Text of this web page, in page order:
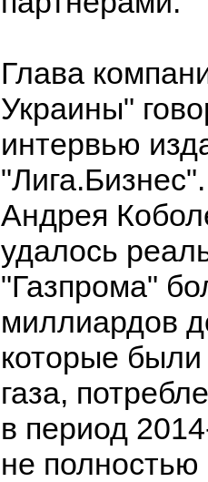
Глава
Украины"
интервью
Андрея
удалось
"Газпрома"
миллиардов
которые были
газа,
в период
не полностью